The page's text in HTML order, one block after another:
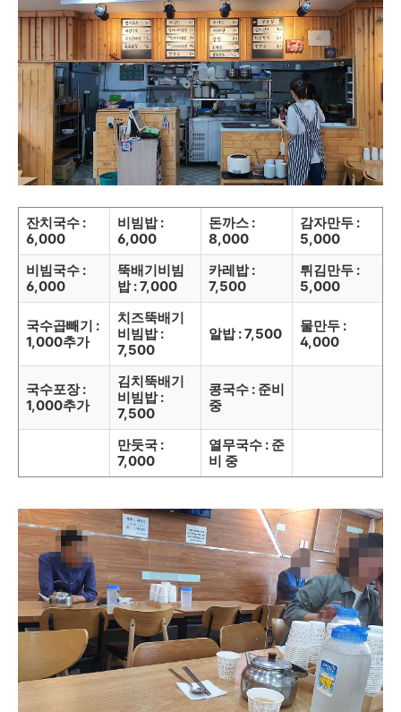
잔치국수 :
6,000
비빔밥 :
6,000
돈까스 :
8,000
감자만두 :
5,000
비빔국수 :
6,000
뚝배기비빔
밥 : 7,000
카레밥 :
7,500
튀김만두 :
5,000
국수곱빼기 :
1,000추가
치즈뚝배기
비빔밥 :
7,500
알밥 : 7,500
물만두 :
4,000
국수포장 :
1,000추가
김치뚝배기
비빔밥 :
7,500
콩국수 : 준비
중
만둣국 :
7,000
열무국수 : 준
비 중